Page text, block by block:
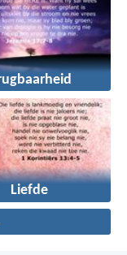
Liefde